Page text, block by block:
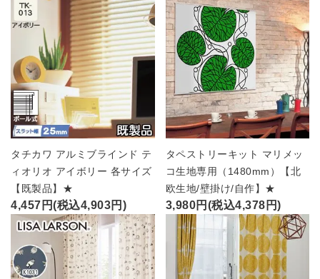
タチカワ アルミブラインド テ
ィオリオ アイボリー 各サイズ
【既製品】★
4,457円(税込4,903円)
タペストリーキット マリメッ
コ生地専用（1480mm）【北
欧生地/壁掛け/自作】★
3,980円(税込4,378円)